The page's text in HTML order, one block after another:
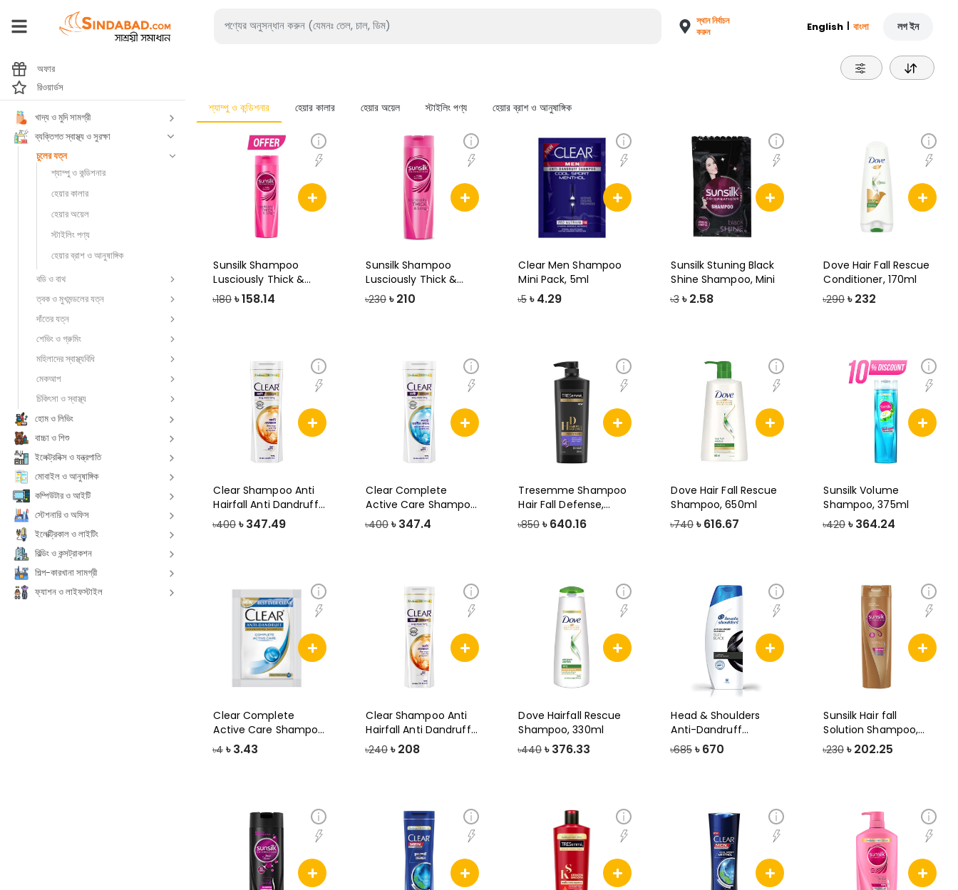
স্থান নির্বাচন
করুন
English | বাংলা লগ ইন
অফার
রিওয়ার্ডস
খাদ্য ও মুদি সামগ্রী
ব্যক্তিগত স্বাস্থ্য ও সুরক্ষা
চুলের যত্ন
শ্যাম্পু ও কন্ডিশনার
হেয়ার কালার
হেয়ার অয়েল
স্টাইলিং পণ্য
হেয়ার ব্রাশ ও আনুষাঙ্গিক
বডি ও বাথ
ত্বক ও মুখমন্ডলের যত্ন
দাঁতের যত্ন
শেভিং ও গ্রুমিং
মহিলাদের স্বাস্থ্যবিধি
মেকআপ
চিকিৎসা ও স্বাস্থ্য
হোম ও লিভিং
বাচ্চা ও শিশু
ইলেক্ট্রনিক্স ও যন্ত্রপাতি
মোবাইল ও আনুষাঙ্গিক
কম্পিউটার ও আইটি
স্টেশনারি ও অফিস
ইলেক্ট্রিকাল ও লাইটিং
বিল্ডিং ও কন্সট্রাকশন
শিল্প-কারখানা সামগ্রী
ফ্যাশন ও লাইফস্টাইল
শ্যাম্পু ও কন্ডিশনার হেয়ার কালার হেয়ার অয়েল স্টাইলিং পণ্য হেয়ার ব্রাশ ও আনুষাঙ্গিক
Sunsilk Shampoo
Lusciously Thick &
Long, 170ml (Of
৳180 ৳158.14
Sunsilk Shampoo
Lusciously Thick &
Long, 170ml
৳230 ৳ 210
Clear Men Shampoo
Mini Pack, 5ml
৳5 ৳ 4.29
Sunsilk Stuning Black
Shine Shampoo, Mini
৳3 ৳ 2.58
Dove Hair Fall Rescue
Conditioner, 170ml
৳290 ৳ 232
Clear Shampoo Anti
Hairfall Anti Dandruff,
330ml
৳400 ৳ 347.49
Clear Complete
Active Care Shampoo,
330ml
৳400 ৳ 347.4
Tresemme Shampoo
Hair Fall Defense,
580ml
৳850 ৳ 640.16
Dove Hair Fall Rescue
Shampoo, 650ml
৳740 ৳ 616.67
Sunsilk Volume
Shampoo, 375ml
৳420 ৳ 364.24
Clear Complete
Active Care Shampoo,
5.5ml
৳4 ৳ 3.43
Clear Shampoo Anti
Hairfall Anti Dandruff,
170ml
৳240 ৳ 208
Dove Hairfall Rescue
Shampoo, 330ml
৳440 ৳ 376.33
Head & Shoulders
Anti-Dandruff
Shampoo, 340ml, Sil
৳685 ৳ 670
Sunsilk Hair fall
Solution Shampoo,
170ml
৳230 ৳ 202.25